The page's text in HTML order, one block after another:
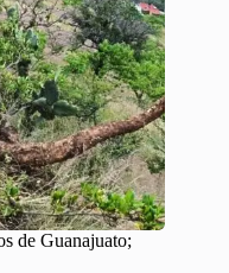
de Guanajuato;